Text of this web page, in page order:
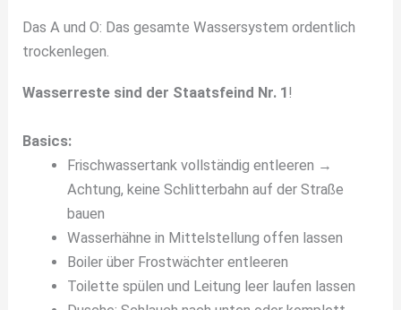
Das A und O: Das gesamte Wassersystem ordentlich
trockenlegen.
Wasserreste sind der Staatsfeind Nr. 1 !
Basics:
Frischwassertank vollständig entleeren →
Achtung, keine Schlitterbahn auf der Straße
bauen
Wasserhähne in Mittelstellung offen lassen
Boiler über Frostwächter entleeren
Toilette spülen und Leitung leer laufen lassen